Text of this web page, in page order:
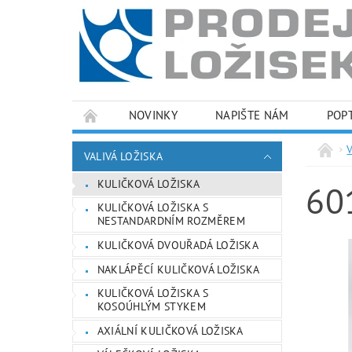
NOVINKY NAPIŠTE NÁM
PODMÍNKY OCHRANY OSOBNÍCH ÚDAJŮ
VALIVÁ LOŽISKA
KULIČKOVÁ LOŽISKA
KULIČKOVÁ LOŽISKA S
NESTANDARDNÍM ROZMĚREM
KULIČKOVÁ DVOUŘADÁ LOŽISKA
NAKLÁPĚCÍ KULIČKOVÁ LOŽISKA
KULIČKOVÁ LOŽISKA S
KOSOÚHLÝM STYKEM
AXIÁLNÍ KULIČKOVÁ LOŽISKA